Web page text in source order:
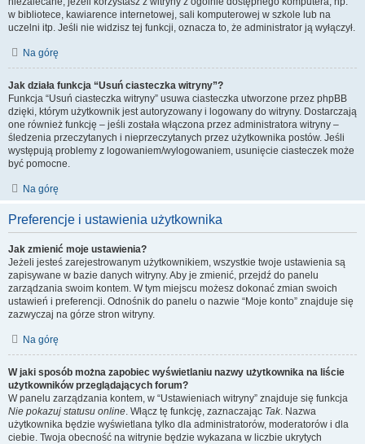
w bibliotece, kawiarence internetowej, sali komputerowej w szkole lub na
uczelni itp. Jeśli nie widzisz tej funkcji, oznacza to, że administrator ją wyłączył.
Na górę
Jak działa funkcja “Usuń ciasteczka witryny”?
Funkcja “Usuń ciasteczka witryny” usuwa ciasteczka utworzone przez phpBB
dzięki, którym użytkownik jest autoryzowany i logowany do witryny. Dostarczają
one również funkcję – jeśli została włączona przez administratora witryny –
śledzenia przeczytanych i nieprzeczytanych przez użytkownika postów. Jeśli
występują problemy z logowaniem/wylogowaniem, usunięcie ciasteczek może
być pomocne.
Na górę
Preferencje i ustawienia użytkownika
Jak zmienić moje ustawienia?
Jeżeli jesteś zarejestrowanym użytkownikiem, wszystkie twoje ustawienia są
zapisywane w bazie danych witryny. Aby je zmienić, przejdź do panelu
zarządzania swoim kontem. W tym miejscu możesz dokonać zmian swoich
ustawień i preferencji. Odnośnik do panelu o nazwie “Moje konto” znajduje się
zazwyczaj na górze stron witryny.
Na górę
W jaki sposób można zapobiec wyświetlaniu nazwy użytkownika na liście
użytkowników przeglądających forum?
W panelu zarządzania kontem, w “Ustawieniach witryny” znajduje się funkcja
Nie pokazuj statusu online. Włącz tę funkcję, zaznaczając Tak. Nazwa
użytkownika będzie wyświetlana tylko dla administratorów, moderatorów i dla
ciebie. Twoja obecność na witrynie będzie wykazana w liczbie ukrytych